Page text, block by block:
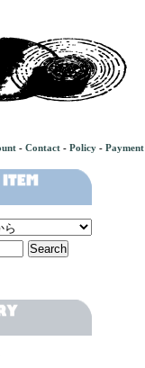
- Contact - Policy - Payment